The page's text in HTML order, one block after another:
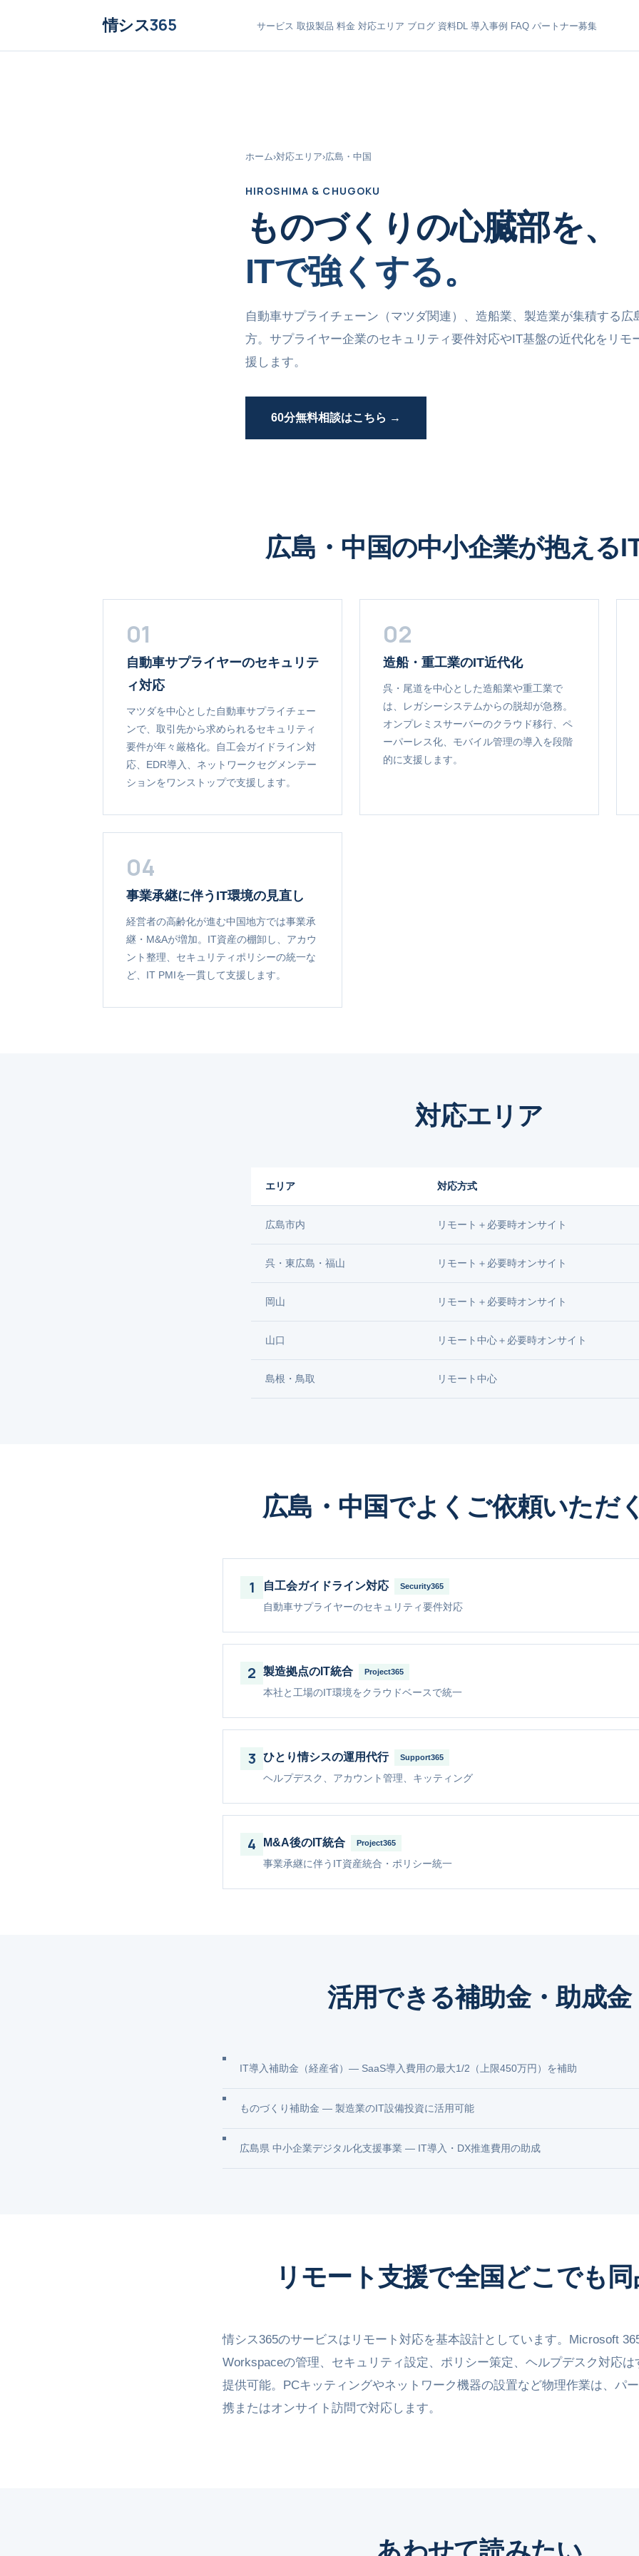
情シス365 サービス 取扱製品 料金 対応エリア ブログ 資料DL 導入事例 FAQ パートナー募集
ホーム›対応エリア›広島・中国
HIROSHIMA & CHUGOKU
ものづくりの心臓部を、
ITで強くする。
自動車サプライチェーン（マツダ関連）、造船業、製造業が集積する広
方。サプライヤー企業のセキュリティ要件対応やIT基盤の近代化をリモ
援します。
60分無料相談はこちら →
広島・中国の中小企業が抱える
01
自動車サプライヤーのセキュリテ
ィ対応
マツダを中心とした自動車サプライチェー
ンで、取引先から求められるセキュリティ
要件が年々厳格化。自工会ガイドライン対
応、EDR導入、ネットワークセグメンテー
ションをワンストップで支援します。
02
造船・重工業のIT近代化
呉・尾道を中心とした造船業や重工業で
は、レガシーシステムからの脱却が急務。
オンプレミスサーバーのクラウド移行、ペ
ーパーレス化、モバイル管理の導入を段階
的に支援します。
04
事業承継に伴うIT環境の見直し
経営者の高齢化が進む中国地方では事業承
継・M&Aが増加。IT資産の棚卸し、アカウ
ント整理、セキュリティポリシーの統一な
ど、IT PMIを一貫して支援します。
対応エリア
エリア 対応方式
広島市内 リモート＋必要時オンサイト
呉・東広島・福山 リモート＋必要時オンサイト
岡山 リモート＋必要時オンサイト
山口 リモート中心＋必要時オンサイト
島根・鳥取 リモート中心
広島・中国でよくご依頼いただ
1 自工会ガイドライン対応 Security365
自動車サプライヤーのセキュリティ要件対応
2 製造拠点のIT統合 Project365
本社と工場のIT環境をクラウドベースで統一
3 ひとり情シスの運用代行 Support365
ヘルプデスク、アカウント管理、キッティング
4 M&A後のIT統合 Project365
事業承継に伴うIT資産統合・ポリシー統一
活用できる補助金・助成金
IT導入補助金（経産省）― SaaS導入費用の最大1/2（上限450万円）を補助
ものづくり補助金 ― 製造業のIT設備投資に活用可能
広島県 中小企業デジタル化支援事業 ― IT導入・DX推進費用の助成
リモート支援で全国どこでも
情シス365のサービスはリモート対応を基本設計としています。Microsoft
Workspaceの管理、セキュリティ設定、ポリシー策定、ヘルプデスク対応
提供可能。PCキッティングやネットワーク機器の設置など物理作業は、パ
携またはオンサイト訪問で対応します。